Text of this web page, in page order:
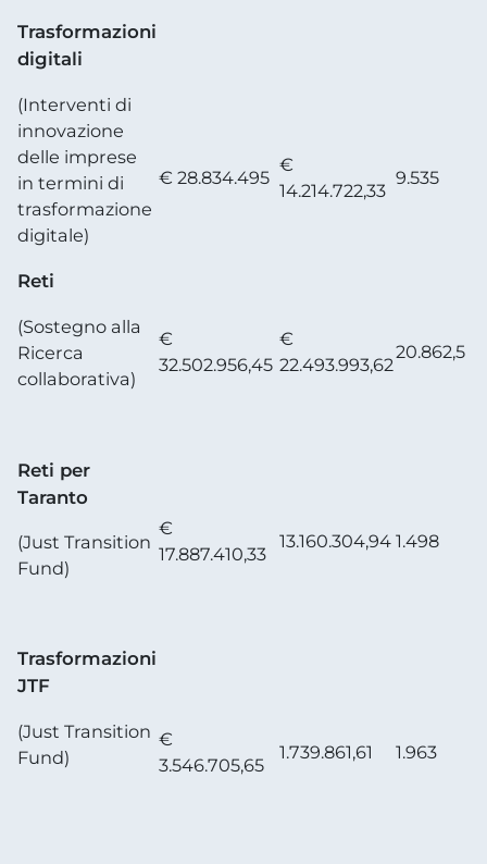
Trasformazioni
digitali
(Interventi di
innovazione
delle imprese
in termini di
trasformazione
digitale)
€ 28.834.495
€
14.214.722,33
9.535
Reti
(Sostegno alla
Ricerca
collaborativa)
€
32.502.956,45
€
22.493.993,62
20.862,5
Reti per
Taranto
(Just Transition
Fund)
€
17.887.410,33
13.160.304,94 1.498
Trasformazioni
JTF
(Just Transition
Fund)
€
3.546.705,65
1.739.861,61 1.963